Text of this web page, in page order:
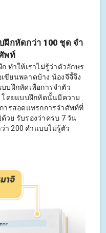
ฝึกหัดกว่า 100 ชุด จำ
พท์
ทำให้เราไม่รู้ว่าตัวอักษร
ขียนพลาดบ้าง น้องจีจี้จึง
บฝึกหัดเพื่อการจำตัว
โดยแบบฝึกหัดนั้นมีความ
ารสอดแทรกการจำศัพท์ที่
วย รับรองว่าครบ 7 วัน
า 200 คำแบบไม่รู้ตัว